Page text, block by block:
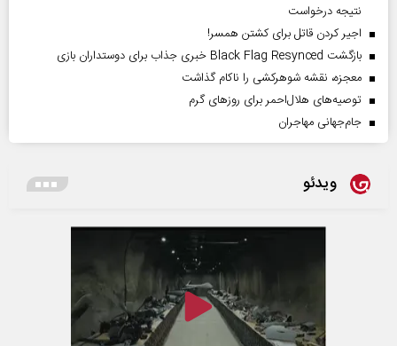
نتیجه درخواست
اجیر کردن قاتل برای کشتن همسر!
بازگشت Black Flag Resynced خبری جذاب برای دوستداران بازی
معجزه، نقشه شوهرکشی را ناکام گذاشت
توصیه‌های هلال‌احمر برای روز‌های گرم
جام‌جهانی مهاجران
ویدئو